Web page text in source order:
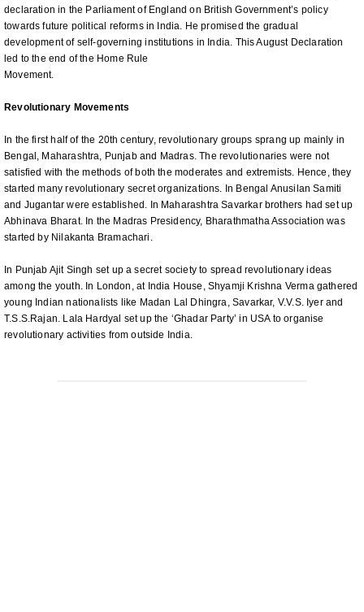
declaration in the Parliament of England on British Government’s policy
towards future political reforms in India. He promised the gradual
development of self-governing institutions in India. This August Declaration
led to the end of the Home Rule
Movement.
Revolutionary Movements
In the first half of the 20th century, revolutionary groups sprang up mainly in
Bengal, Maharashtra, Punjab and Madras. The revolutionaries were not
satisfied with the methods of both the moderates and extremists. Hence, they
started many revolutionary secret organizations. In Bengal Anusilan Samiti
and Jugantar were established. In Maharashtra Savarkar brothers had set up
Abhinava Bharat. In the Madras Presidency, Bharathmatha Association was
started by Nilakanta Bramachari.
In Punjab Ajit Singh set up a secret society to spread revolutionary ideas
among the youth. In London, at India House, Shyamji Krishna Verma gathered
young Indian nationalists like Madan Lal Dhingra, Savarkar, V.V.S. Iyer and
T.S.S.Rajan. Lala Hardyal set up the ‘Ghadar Party’ in USA to organise
revolutionary activities from outside India.